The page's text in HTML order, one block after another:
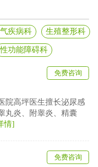
疾病科 生殖整形科
性功能障碍科
院高坪医生擅长泌尿感
丸炎、附睾炎、精囊
情]
免费咨询
免费咨询